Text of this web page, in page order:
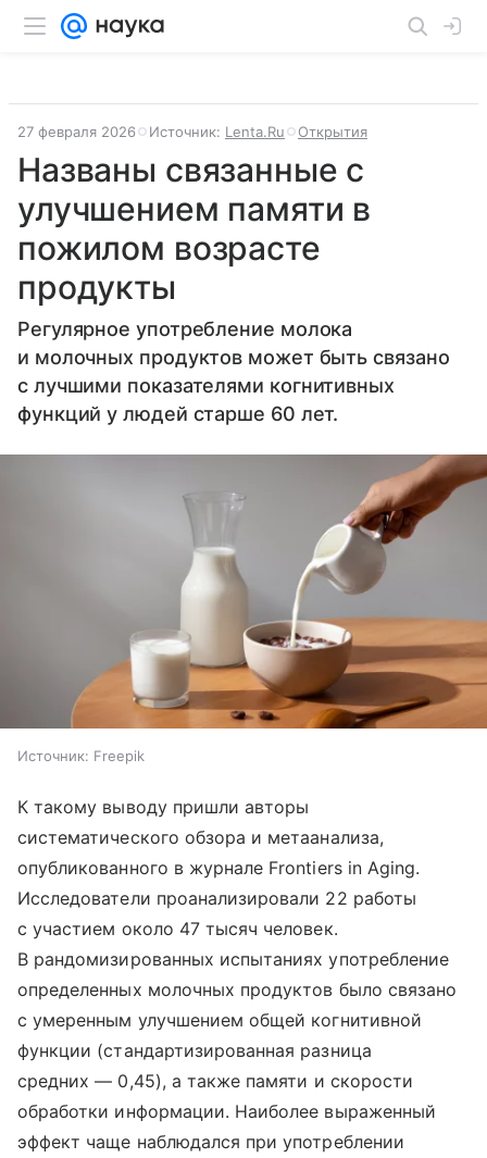
27 февраля 2026 Источник: Lenta.Ru Открытия
Названы связанные с
улучшением памяти в
пожилом возрасте
продукты
Регулярное употребление молока
и молочных продуктов может быть связано
с лучшими показателями когнитивных
функций у людей старше 60 лет.
Источник: Freepik
К такому выводу пришли авторы
систематического обзора и метаанализа,
опубликованного в журнале Frontiers in Aging.
Исследователи проанализировали 22 работы
с участием около 47 тысяч человек.
В рандомизированных испытаниях употребление
определенных молочных продуктов было связано
с умеренным улучшением общей когнитивной
функции (стандартизированная разница
средних — 0,45), а также памяти и скорости
обработки информации. Наиболее выраженный
эффект чаще наблюдался при употреблении